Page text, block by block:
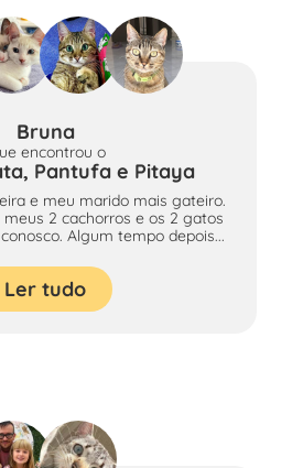
Bruna
encontrou o
Pantufa e Pitaya
e meu marido mais gateiro.
2 cachorros e os 2 gatos
Algum tempo depois...
Ler tudo